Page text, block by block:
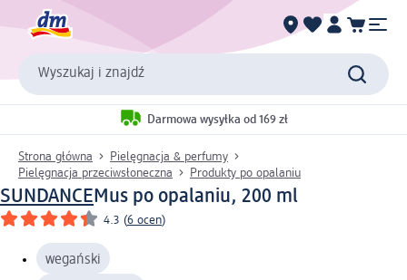
Wyszukaj i znajdź
Darmowa wysyłka od 169 zł
Strona główna
Pielęgnacja & perfumy
Pielęgnacja przeciwsłoneczna
Produkty po opalaniu
SUNDANCEMus po opalaniu, 200 ml
4.3 (6 ocen)
wegański